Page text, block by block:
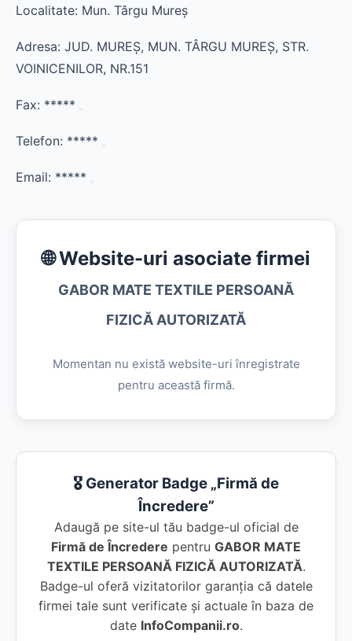
Localitate: Mun. Târgu Mureş
Adresa: JUD. MUREŞ, MUN. TÂRGU MUREŞ, STR.
VOINICENILOR, NR.151
Fax: *****
Telefon: *****
Email: *****
🌐 Website-uri asociate firmei
GABOR MATE TEXTILE PERSOANĂ
FIZICĂ AUTORIZATĂ
Momentan nu există website-uri înregistrate
pentru această firmă.
🎖️ Generator Badge „Firmă de
Încredere”
Adaugă pe site-ul tău badge-ul oficial de
Firmă de Încredere pentru GABOR MATE
TEXTILE PERSOANĂ FIZICĂ AUTORIZATĂ.
Badge-ul oferă vizitatorilor garanția că datele
firmei tale sunt verificate și actuale în baza de
date InfoCompanii.ro.